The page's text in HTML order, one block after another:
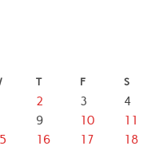
T F S
2 3 4
9 10 11
16 17 18